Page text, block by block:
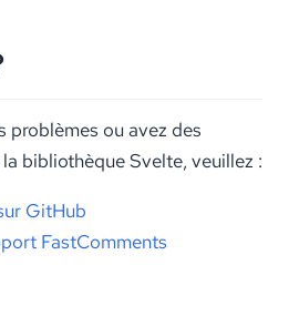
problèmes ou avez des
bibliothèque Svelte, veuillez :
GitHub
FastComments